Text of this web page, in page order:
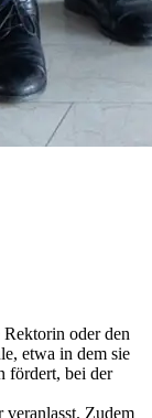
oder den
etwa in dem sie
fördert, bei der
Zudem